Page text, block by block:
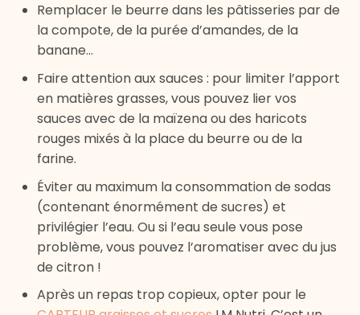
Remplacer le beurre dans les pâtisseries par de
la compote, de la purée d’amandes, de la
banane…
Faire attention aux sauces : pour limiter l’apport
en matières grasses, vous pouvez lier vos
sauces avec de la maïzena ou des haricots
rouges mixés à la place du beurre ou de la
farine.
Éviter au maximum la consommation de sodas
(contenant énormément de sucres) et
privilégier l’eau. Ou si l’eau seule vous pose
problème, vous pouvez l’aromatiser avec du jus
de citron !
Après un repas trop copieux, opter pour le